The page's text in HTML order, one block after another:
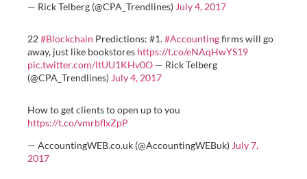
— Rick Telberg (@CPA_Trendlines) July 4, 2017
22#Blockchain Predictions: #1.#Accountingfirms will go
away, just like bookstores https://t.co/eNAqHwYS19
pic.twitter.com/ltUU1KHv0O — Rick Telberg
(@CPA_Trendlines) July 4, 2017
How to get clients to open up to you
https://t.co/vmrbflxZpP
— AccountingWEB.co.uk (@AccountingWEBuk)July 7,
2017